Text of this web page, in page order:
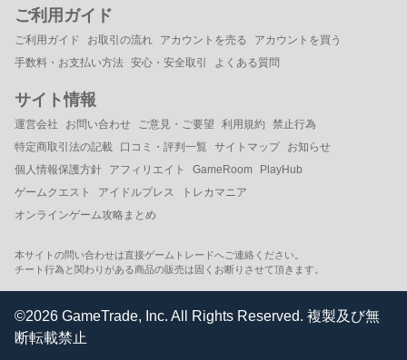
ご利用ガイド
ご利用ガイド お取引の流れ アカウントを売る
アカウントを買う
手数料・お支払い方法 安心・安全取引 よくある質問
サイト情報
運営会社 お問い合わせ ご意見・ご要望 利用規約
禁止行為
特定商取引法の記載
口コミ・評判一覧 サイトマップ
お知らせ
個人情報保護方針
アフィリエイト GameRoom
PlayHub
ゲームクエスト
アイドルプレス
トレカマニア
オンラインゲーム攻略まとめ
本サイトの問い合わせは直接ゲームトレードへご連絡ください。
チート行為と関わりがある商品の販売は固くお断りさせて頂きます。
©2026 GameTrade, Inc. All Rights Reserved. 複製及び無
断転載禁止